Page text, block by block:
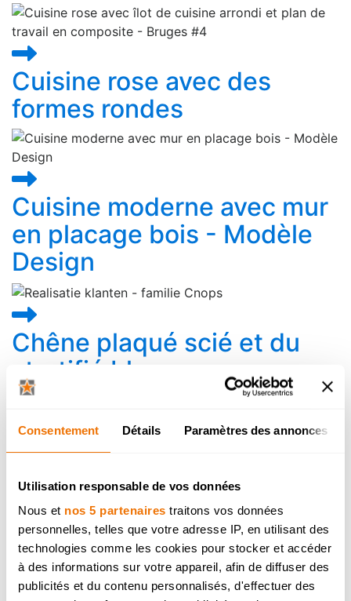
Consentement Détails Paramètres des annonces
Utilisation responsable de vos données
Nous et nos 5 partenaires traitons vos données
personnelles, telles que votre adresse IP, en utilisant des
technologies comme les cookies pour stocker et accéder
à des informations sur votre appareil, afin de diffuser des
publicités et du contenu personnalisés, d'effectuer des
Cuisine rose avec des
formes rondes
Cuisine moderne avec mur
en placage bois - Modèle
Design
Chêne plaqué scié et du
stratifié blanc
Cuisine avec formes
rondes et droites
Cuisine moderne en chêne